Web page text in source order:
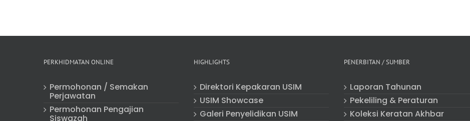
PERKHIDMATAN ONLINE
Permohonan / Semakan
Perjawatan
Permohonan Pengajian
Siswazah
HIGHLIGHTS
Direktori Kepakaran USIM
USIM Showcase
Galeri Penyelidikan USIM
PENERBITAN / SUMBER
Laporan Tahunan
Pekeliling & Peraturan
Koleksi Keratan Akhbar